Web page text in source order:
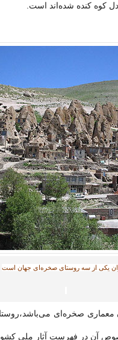
کوه کنده شده‌اند است.
یکی از سه روستای صخره‌ای جهان است
معماری صخره‌ای
آن در فهرست آثار ملی